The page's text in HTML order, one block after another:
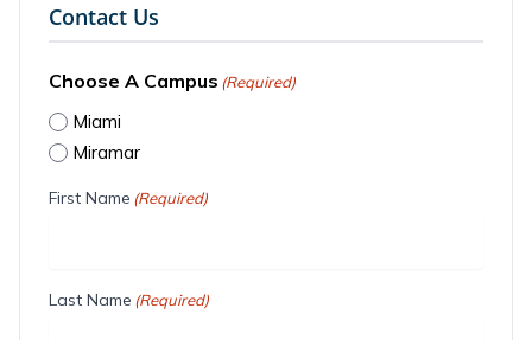
Contact Us
Choose A Campus (Required)
Miami
Miramar
First Name (Required)
Last Name (Required)